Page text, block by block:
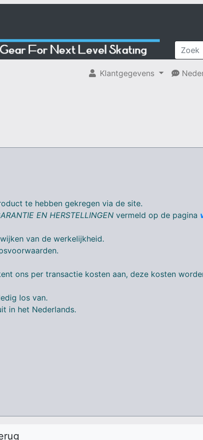
Klantgegevens
te hebben gekregen via de site.
EN HERSTELLINGEN vermeld op de pagina
van de werkelijkheid.
ons per transactie kosten aan, deze kosten
los van.
in het Nederlands.